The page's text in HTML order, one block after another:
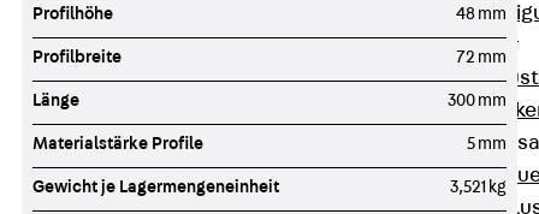
Brüstungsanker
Zurück
Zurück
Profilhöhe 48 mm
Profilbreite 72 mm
Länge 300 mm
Materialstärke Profile 5 mm
Gewicht je Lagermengeneinheit 3,521 kg